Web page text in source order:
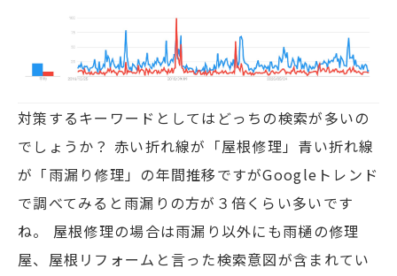
対策するキーワードとしてはどっちの検索が多いの
でしょうか？ 赤い折れ線が「屋根修理」青い折れ線
が「雨漏り修理」の年間推移ですがGoogleトレンド
で調べてみると雨漏りの方が３倍くらい多いです
ね。 屋根修理の場合は雨漏り以外にも雨樋の修理
屋、屋根リフォームと言った検索意図が含まれてい